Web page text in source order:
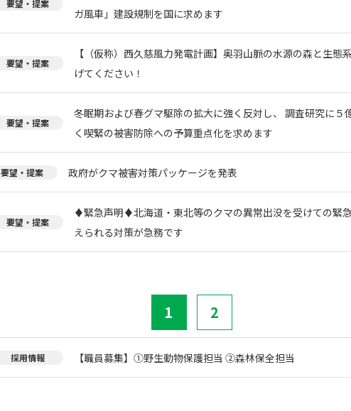
要望・提案
ガ風車」建設規制を国に求めます
要望・提案
【（仮称）西久慈風力発電計画】奥羽山脈の水源の森と生態
げてください！
要望・提案
冬眠期および春グマ駆除の拡大に強く反対し、 調査研究に５
く喫緊の被害防除への予算重点化を求めます
要望・提案 政府がクマ被害対策パッケージを発表
要望・提案
♦️緊急声明♦️北海道・東北等のクマの異常出没を受けての緊
えられる対策が急務です
1 2
採用情報 【職員募集】①野生動物保護担当 ②森林保全担当